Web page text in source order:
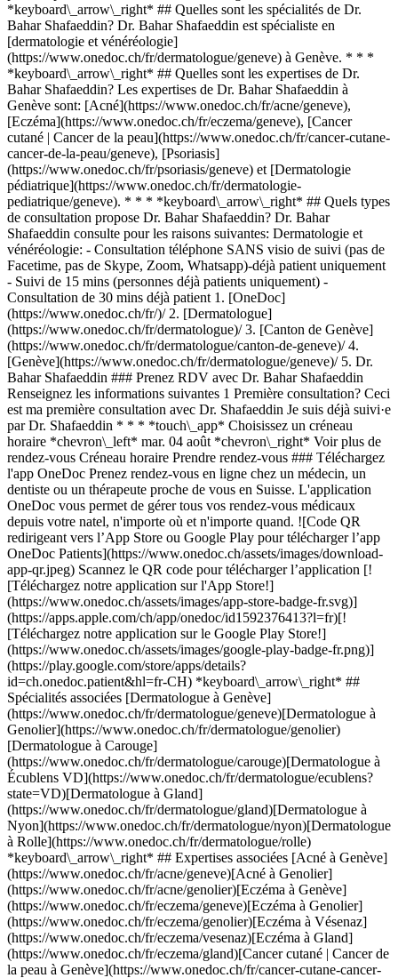
*keyboard\_arrow\_right* ## Quelles sont les spécialités de Dr.
Bahar Shafaeddin? Dr. Bahar Shafaeddin est spécialiste en
[dermatologie et vénéréologie]
(https://www.onedoc.ch/fr/dermatologue/geneve) à Genève. * * *
*keyboard\_arrow\_right* ## Quelles sont les expertises de Dr.
Bahar Shafaeddin? Les expertises de Dr. Bahar Shafaeddin à
Genève sont: [Acné](https://www.onedoc.ch/fr/acne/geneve),
[Eczéma](https://www.onedoc.ch/fr/eczema/geneve), [Cancer
cutané | Cancer de la peau](https://www.onedoc.ch/fr/cancer-cutane-
cancer-de-la-peau/geneve), [Psoriasis]
(https://www.onedoc.ch/fr/psoriasis/geneve) et [Dermatologie
pédiatrique](https://www.onedoc.ch/fr/dermatologie-
pediatrique/geneve). * * * *keyboard\_arrow\_right* ## Quels types
de consultation propose Dr. Bahar Shafaeddin? Dr. Bahar
Shafaeddin consulte pour les raisons suivantes: Dermatologie et
vénéréologie: - Consultation téléphone SANS visio de suivi (pas de
Facetime, pas de Skype, Zoom, Whatsapp)-déjà patient uniquement
- Suivi de 15 mins (personnes déjà patients uniquement) -
Consultation de 30 mins déjà patient 1. [OneDoc](https://www.onedoc.ch/fr/)/ 2. [Dermatologue](https://www.onedoc.ch/fr/dermatologue)/ 3. [Canton de Genève](https://www.onedoc.ch/fr/dermatologue/canton-de-geneve)/ 4. [Genève](https://www.onedoc.ch/fr/dermatologue/geneve)/ 5. Dr. Bahar Shafaeddin ### Prenez RDV avec Dr. Bahar Shafaeddin Renseignez les informations suivantes 1 Première consultation? Ceci est ma première consultation avec Dr. Shafaeddin Je suis déjà suivi·e par Dr. Shafaeddin * * * *touch\_app* Choisissez un créneau horaire *chevron\_left* mar. 04 août *chevron\_right* Voir plus de rendez-vous Créneau horaire Prendre rendez-vous ### Téléchargez l'app OneDoc Prenez rendez-vous en ligne chez un médecin, un dentiste ou un thérapeute proche de vous en Suisse. L'application OneDoc vous permet de gérer tous vos rendez-vous médicaux depuis votre natel, n'importe où et n'importe quand. ![Code QR redirigeant vers l’App Store ou Google Play pour télécharger l’app OneDoc Patients](https://www.onedoc.ch/assets/images/download-app-qr.jpeg) Scannez le QR code pour télécharger l’application [![Téléchargez notre application sur l'App Store!](https://www.onedoc.ch/assets/images/app-store-badge-fr.svg)](https://apps.apple.com/ch/app/onedoc/id1592376413?l=fr)[![Téléchargez notre application sur le Google Play Store!](https://www.onedoc.ch/assets/images/google-play-badge-fr.png)](https://play.google.com/store/apps/details?id=ch.onedoc.patient&hl=fr-CH) *keyboard\_arrow\_right* ## Spécialités associées [Dermatologue à Genève](https://www.onedoc.ch/fr/dermatologue/geneve)[Dermatologue à Genolier](https://www.onedoc.ch/fr/dermatologue/genolier)[Dermatologue à Carouge](https://www.onedoc.ch/fr/dermatologue/carouge)[Dermatologue à Écublens VD](https://www.onedoc.ch/fr/dermatologue/ecublens?state=VD)[Dermatologue à Gland](https://www.onedoc.ch/fr/dermatologue/gland)[Dermatologue à Nyon](https://www.onedoc.ch/fr/dermatologue/nyon)[Dermatologue à Rolle](https://www.onedoc.ch/fr/dermatologue/rolle) *keyboard\_arrow\_right* ## Expertises associées [Acné à Genève](https://www.onedoc.ch/fr/acne/geneve)[Acné à Genolier](https://www.onedoc.ch/fr/acne/genolier)[Eczéma à Genève](https://www.onedoc.ch/fr/eczema/geneve)[Eczéma à Genolier](https://www.onedoc.ch/fr/eczema/genolier)[Eczéma à Vésenaz](https://www.onedoc.ch/fr/eczema/vesenaz)[Eczéma à Gland](https://www.onedoc.ch/fr/eczema/gland)[Cancer cutané | Cancer de la peau à Genève](https://www.onedoc.ch/fr/cancer-cutane-cancer-de-la-peau/geneve)[Cancer cutané | Cancer de la peau à Genolier](https://www.onedoc.ch/fr/cancer-cutane-cancer-de-la-peau/genolier)[Cancer cutané | Cancer de la peau à Vésenaz](https://www.onedoc.ch/fr/cancer-cutane-cancer-de-la-peau/vesenaz)[Cancer cutané | Cancer de la peau à Gland](https://www.onedoc.ch/fr/cancer-cutane-cancer-de-la-peau/gland) *keyboard\_arrow\_right* ## Recherches fréquentes [Physiothérapeute à Genève](https://www.onedoc.ch/fr/physiotherapeute/geneve)[Psychologue à Genève](https://www.onedoc.ch/fr/psychologue/geneve)[Médecin généraliste à Genève](https://www.onedoc.ch/fr/medecin-generaliste/geneve)[Thérapeute en drainage lymphatique à Genève](https://www.onedoc.ch/fr/therapeute-en-drainage-lymphatique/geneve)[Masseur classique à Genève](https://www.onedoc.ch/fr/masseur-classique/geneve)[Spécialiste en médecine interne générale à Genève](https://www.onedoc.ch/fr/specialiste-en-medecine-interne-generale/geneve)[Réflexologue à Genève](https://www.onedoc.ch/fr/reflexologue/geneve)[Médecin-dentiste à Genève](https://www.onedoc.ch/fr/medecin-dentiste/geneve)[Acupuncteur à Genève](https://www.onedoc.ch/fr/acupuncteur/geneve)[Spécialiste en Médecine Traditionnelle Chinoise (MTC) à Genève](https://www.onedoc.ch/fr/specialiste-en-medecine-traditionnelle-chinoise-mtc/geneve)[Physiothérapeute du sport à Genève](https://www.onedoc.ch/fr/physiotherapeute-du-sport/geneve)[Psychothérapeute à Genève](https://www.onedoc.ch/fr/psychotherapeute/geneve)[Masseur thérapeutique à Genève](https://www.onedoc.ch/fr/masseur-therapeutique/geneve)[Gynécologue obstétricien à Genève](https://www.onedoc.ch/fr/gynecologue-obstetricien/geneve)[Ostéopathe à Genève](https://www.onedoc.ch/fr/osteopathe/geneve)[Thérapeute en nutrition MCO à Genève](https://www.onedoc.ch/fr/therapeute-en-nutrition-mco/geneve)[Ophtalmologue à Genève](https://www.onedoc.ch/fr/ophtalmologue/geneve)[Pédiatre à Genève](https://www.onedoc.ch/fr/pediatre/geneve)[Thérapeute en nutrition à Genève](https://www.onedoc.ch/fr/therapeute-en-nutrition/geneve)[Thérapeute en hypnose à Genève](https://www.onedoc.ch/fr/therapeute-en-hypnose/geneve)[Spécialiste en médecine esthétique à Genève](https://www.onedoc.ch/fr/specialiste-en-medecine-esthetique/geneve) *keyboard\_arrow\_right* ## Annuaire des professionnels de santé suisses [Liste des praticiens](https://www.onedoc.ch/fr/annuaire) [A](https://www.onedoc.ch/fr/annuaire/A) [B](https://www.onedoc.ch/fr/annuaire/B) [C](https://www.onedoc.ch/fr/annuaire/C) [D](https://www.onedoc.ch/fr/annuaire/D) [E](https://www.onedoc.ch/fr/annuaire/E) [F](https://www.onedoc.ch/fr/annuaire/F) [G](https://www.onedoc.ch/fr/annuaire/G) [H](https://www.onedoc.ch/fr/annuaire/H) [I](https://www.onedoc.ch/fr/annuaire/I) [J](https://www.onedoc.ch/fr/annuaire/J) [K](https://www.onedoc.ch/fr/annuaire/K) [L](https://www.onedoc.ch/fr/annuaire/L) [M](https://www.onedoc.ch/fr/annuaire/M) [N](https://www.onedoc.ch/fr/annuaire/N) [O](https://www.onedoc.ch/fr/annuaire/O) [P](https://www.onedoc.ch/fr/annuaire/P) [Q](https://www.onedoc.ch/fr/annuaire/Q) [R](https://www.onedoc.ch/fr/annuaire/R) [S](https://www.onedoc.ch/fr/annuaire/S) [T](https://www.onedoc.ch/fr/annuaire/T) [U](https://www.onedoc.ch/fr/annuaire/U) [V](https://www.onedoc.ch/fr/annuaire/V) [W](https://www.onedoc.ch/fr/annuaire/W) [X](https://www.onedoc.ch/fr/annuaire/X) [Y](https://www.onedoc.ch/fr/annuaire/Y) [Z](https://www.onedoc.ch/fr/annuaire/Z) ## OneDoc [Pour les professionnels de santé](https://info.onedoc.ch/fr/) [À propos de nous](https://info.onedoc.ch/fr/raison-d-etre/) [Presse](https://info.onedoc.ch/fr/presse/) [Carrières](https://career.onedoc.ch/fr) [Centre de confidentialité](https://privacy.onedoc.ch/fr/) [Gestion des cookies](javascript:Didomi.preferences.show%28%29) [Centre d'aide](https://help.onedoc.ch/fr/) ## Langues [Deutsch](https://www.onedoc.ch/de/hautarztin-dermatologin/genf/pcko4/dr-bahar-shafaeddin) [Français](https://www.onedoc.ch/fr/dermatologue/geneve/pcko4/dr-bahar-shafaeddin) [Italiano](https://www.onedoc.ch/it/dermatologa/ginevra/pcko4/dr-bahar-shafaeddin) [English](https://www.onedoc.ch/en/dermatologist/geneva/pcko4/dr-bahar-shafaeddin) ## Spécialités associées [Dermatologue à Genève](https://www.onedoc.ch/fr/dermatologue/geneve) [Dermatologue à Genolier](https://www.onedoc.ch/fr/dermatologue/genolier) [Dermatologue à Carouge](https://www.onedoc.ch/fr/dermatologue/carouge) [Dermatologue à Écublens VD](https://www.onedoc.ch/fr/dermatologue/ecublens?state=VD) [Dermatologue à Gland](https://www.onedoc.ch/fr/dermatologue/gland) [Dermatologue à Nyon](https://www.onedoc.ch/fr/dermatologue/nyon) [Dermatologue à Rolle](https://www.onedoc.ch/fr/dermatologue/rolle) ## Expertises associées [Acné à Genève](https://www.onedoc.ch/fr/acne/geneve) [Acné à Genolier](https://www.onedoc.ch/fr/acne/genolier) [Eczéma à Genève](https://www.onedoc.ch/fr/eczema/geneve) [Eczéma à Genolier](https://www.onedoc.ch/fr/eczema/genolier) [Eczéma à Vésenaz](https://www.onedoc.ch/fr/eczema/vesenaz) [Eczéma à Gland](https://www.onedoc.ch/fr/eczema/gland) [Cancer cutané | Cancer de la peau à Genève](https://www.onedoc.ch/fr/cancer-cutane-cancer-de-la-peau/geneve) [Cancer cutané | Cancer de la peau à Genolier](https://www.onedoc.ch/fr/cancer-cutane-cancer-de-la-peau/genolier) [Cancer cutané | Cancer de la peau à Vésenaz](https://www.onedoc.ch/fr/cancer-cutane-cancer-de-la-peau/vesenaz) [Cancer cutané | Cancer de la peau à Gland](https://www.onedoc.ch/fr/cancer-cutane-cancer-de-la-peau/gland) ## Recherches fréquentes [Physiothérapeute à Genève](https://www.onedoc.ch/fr/physiotherapeute/geneve) [Psychologue à Genève](https://www.onedoc.ch/fr/psychologue/geneve) [Médecin généraliste à Genève](https://www.onedoc.ch/fr/medecin-generaliste/geneve) [Thérapeute en drainage lymphatique à Genève](https://www.onedoc.ch/fr/therapeute-en-drainage-lymphatique/geneve) [Massage classique à Genève](https://www.onedoc.ch/fr/masseur-classique/geneve) [Spécialiste en médecine interne générale à Genève](https://www.onedoc.ch/fr/specialiste-en-medecine-interne-generale/geneve) [Réflexologue à Genève](https://www.onedoc.ch/fr/reflexologue/geneve) [Médecin-dentiste à Genève](https://www.onedoc.ch/fr/medecin-dentiste/geneve) [Acupuncture à Genève](https://www.onedoc.ch/fr/acupuncteur/geneve) [Spécialiste en Médecine Traditionnelle Chinoise (MTC) à Genève](https://www.onedoc.ch/fr/specialiste-en-medecine-traditionnelle-chinoise-mtc/geneve) [Physiothérapeute du sport à Genève](https://www.onedoc.ch/fr/physiotherapeute-du-sport/geneve) [Psychothérapeute à Genève](https://www.onedoc.ch/fr/psychotherapeute/geneve) [Massage thérapeutique à Genève](https://www.onedoc.ch/fr/masseur-therapeutique/geneve) [Gynécologue obstétricien à Genève](https://www.onedoc.ch/fr/gynecologue-obstetricien/geneve) [Ostéopathe à Genève](https://www.onedoc.ch/fr/osteopathe/geneve) [Thérapeute en nutrition MCO à Genève](https://www.onedoc.ch/fr/therapeute-en-nutrition-mco/geneve) [Ophtalmologue à Genève](https://www.onedoc.ch/fr/ophtalmologue/geneve) [Pédiatre à Genève](https://www.onedoc.ch/fr/pediatre/geneve) [Thérapeute en nutrition à Genève](https://www.onedoc.ch/fr/therapeute-en-nutrition/geneve) [Thérapeute en hypnose à Genève](https://www.onedoc.ch/fr/therapeute-en-hypnose/geneve) [Spécialiste en médecine esthétique à Genève](https://www.onedoc.ch/fr/specialiste-en-medecine-esthetique/geneve) [![I